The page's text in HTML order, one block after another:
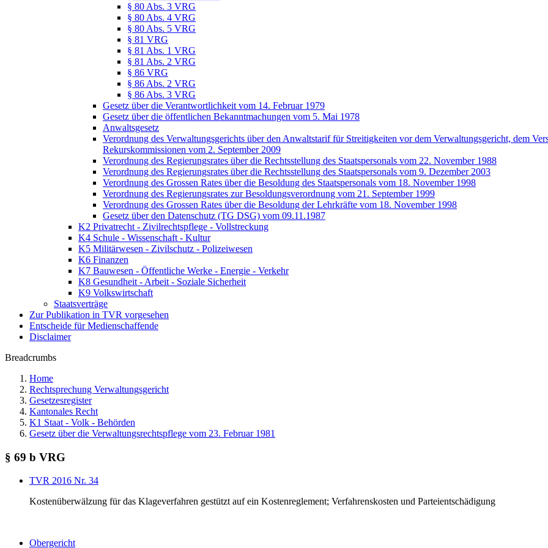
§ 80 Abs. 3 VRG
§ 80 Abs. 4 VRG
§ 80 Abs. 5 VRG
§ 81 VRG
§ 81 Abs. 1 VRG
§ 81 Abs. 2 VRG
§ 86 VRG
§ 86 Abs. 2 VRG
§ 86 Abs. 3 VRG
Gesetz über die Verantwortlichkeit vom 14. Februar 1979
Gesetz über die öffentlichen Bekanntmachungen vom 5. Mai 1978
Anwaltsgesetz
Verordnung des Verwaltungsgerichts über den Anwaltstarif für Streitigkeiten vor dem Verwaltungsgericht, dem
Rekurskommissionen vom 2. September 2009
Verordnung des Regierungsrates über die Rechtsstellung des Staatspersonals vom 22. November 1988
Verordnung des Regierungsrates über die Rechtsstellung des Staatspersonals vom 9. Dezember 2003
Verordnung des Grossen Rates über die Besoldung des Staatspersonals vom 18. November 1998
Verordnung des Regierungsrates zur Besoldungsverordnung vom 21. September 1999
Verordnung des Grossen Rates über die Besoldung der Lehrkräfte vom 18. November 1998
Gesetz über den Datenschutz (TG DSG) vom 09.11.1987
K2 Privatrecht - Zivilrechtspflege - Vollstreckung
K4 Schule - Wissenschaft - Kultur
K5 Militärwesen - Zivilschutz - Polizeiwesen
K6 Finanzen
K7 Bauwesen - Öffentliche Werke - Energie - Verkehr
K8 Gesundheit - Arbeit - Soziale Sicherheit
K9 Volkswirtschaft
Staatsverträge
Zur Publikation in TVR vorgesehen
Entscheide für Medienschaffende
Disclaimer
Breadcrumbs
Home
Rechtsprechung Verwaltungsgericht
Gesetzesregister
Kantonales Recht
K1 Staat - Volk - Behörden
Gesetz über die Verwaltungsrechtspflege vom 23. Februar 1981
§ 69 b VRG
TVR 2016 Nr. 34
Kostenüberwälzung für das Klageverfahren gestützt auf ein Kostenreglement; Verfahrenskosten und Parteientschädigung
Obergericht